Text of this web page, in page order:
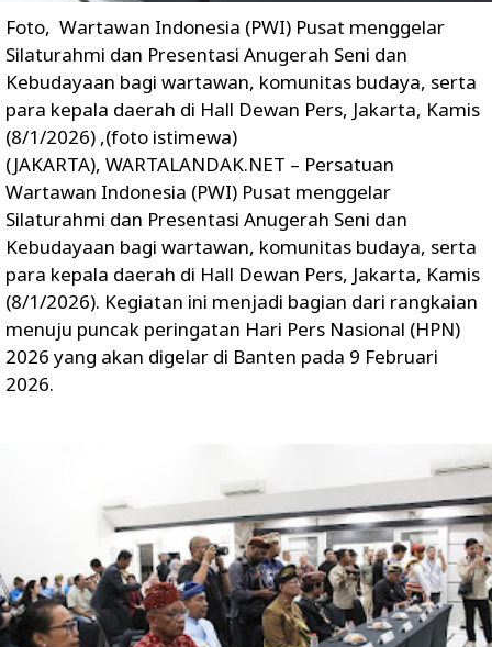
Foto, Wartawan Indonesia (PWI) Pusat menggelar
Silaturahmi dan Presentasi Anugerah Seni dan
Kebudayaan bagi wartawan, komunitas budaya, serta
para kepala daerah di Hall Dewan Pers, Jakarta, Kamis
(8/1/2026) ,(foto istimewa)
(JAKARTA), WARTALANDAK.NET – Persatuan
Wartawan Indonesia (PWI) Pusat menggelar
Silaturahmi dan Presentasi Anugerah Seni dan
Kebudayaan bagi wartawan, komunitas budaya, serta
para kepala daerah di Hall Dewan Pers, Jakarta, Kamis
(8/1/2026). Kegiatan ini menjadi bagian dari rangkaian
menuju puncak peringatan Hari Pers Nasional (HPN)
2026 yang akan digelar di Banten pada 9 Februari
2026.